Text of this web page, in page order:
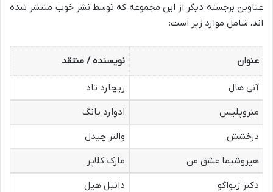
عناوین برجسته دیگر از این مجموعه که توسط نشر خوب منتشر شده
اند، شامل موارد زیر است:
عنوان نویسنده / منتقد
آنی هال
ریچارد تاد
متروپلیس
ادوارد یانگ
درخشش
والتر چیدل
هیروشیما عشق من
مارک کلاپر
دکتر ژیواگو
دانیل هیل